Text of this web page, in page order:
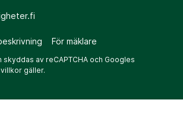
För mäklare
av reCAPTCHA och Googles
villkor gäller.